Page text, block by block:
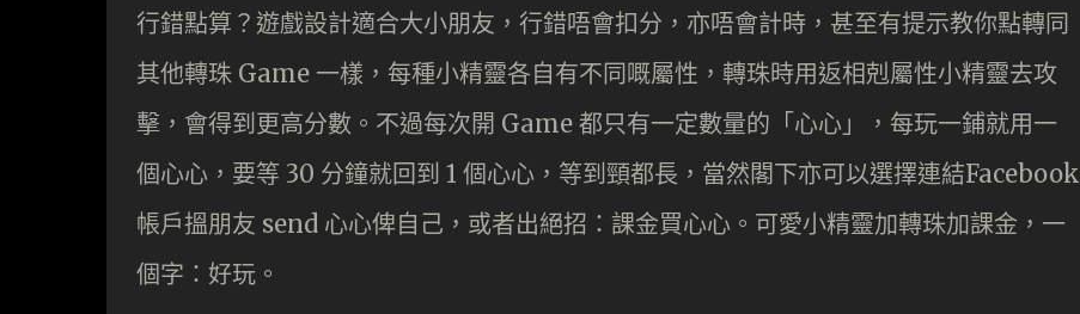
行錯點算？遊戲設計適合大小朋友，行錯唔會扣分，亦唔會計時，甚至有提示教你點轉同
其他轉珠 Game 一樣，每種小精靈各自有不同嘅屬性，轉珠時用返相剋屬性小精靈去攻
擊，會得到更高分數。不過每次開 Game 都只有一定數量的「心心」，每玩一鋪就用一
個心心，要等 30 分鐘就回到 1 個心心，等到頸都長，當然閣下亦可以選擇連結Facebook
帳戶搵朋友 send 心心俾自己，或者出絕招：課金買心心。可愛小精靈加轉珠加課金，一
個字：好玩。